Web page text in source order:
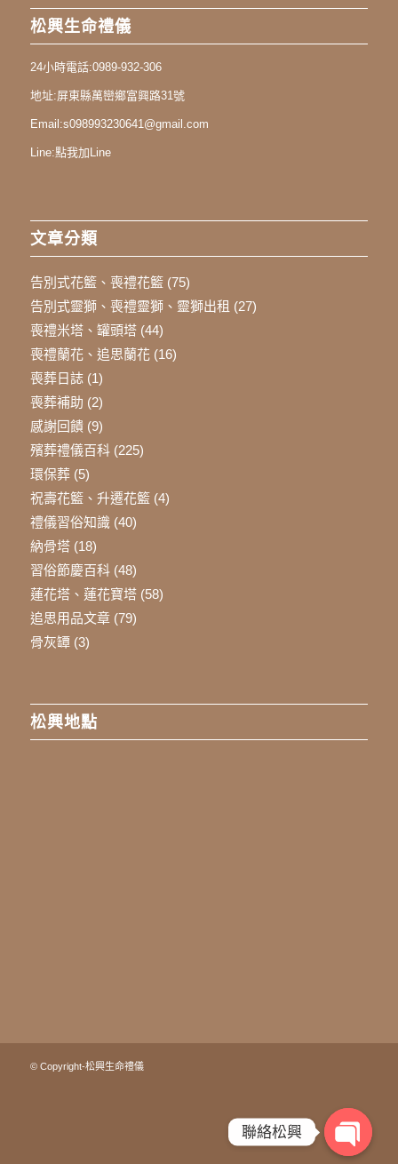
松興生命禮儀
24小時電話:0989-932-306
地址:屏東縣萬巒鄉富興路31號
Email:s098993230641@gmail.com
Line:點我加Line
文章分類
告別式花籃、喪禮花籃(75)
告別式靈獅、喪禮靈獅、靈獅出租 (27)
喪禮米塔、罐頭塔(44)
喪禮蘭花、追思蘭花(16)
喪葬日誌(1)
喪葬補助 (2)
感謝回饋(9)
殯葬禮儀百科(225)
環保葬(5)
祝壽花籃、升遷花籃(4)
禮儀習俗知識(40)
納骨塔(18)
習俗節慶百科(48)
蓮花塔、蓮花寶塔(58)
追思用品文章(79)
骨灰罈(3)
松興地點
© Copyright-松興生命禮儀
聯絡松興